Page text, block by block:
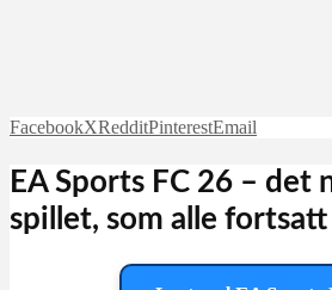
FacebookXRedditPinterestEmail
EA Sports FC 26 – det
spillet, som alle